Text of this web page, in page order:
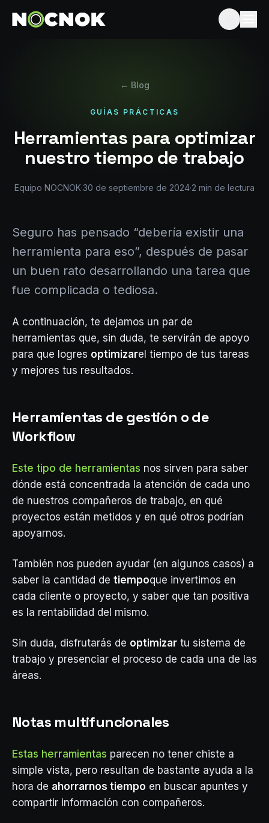
← Blog
GUÍAS PRÁCTICAS
Herramientas para optimizar
nuestro tiempo de trabajo
Equipo NOCNOK·30 de septiembre de 2024·2 min de lectura
Seguro has pensado “debería existir una
herramienta para eso”, después de pasar
un buen rato desarrollando una tarea que
fue complicada o tediosa.
A continuación, te dejamos un par de
herramientas que, sin duda, te servirán de apoyo
para que logres optimizarel tiempo de tus tareas
y mejores tus resultados.
Herramientas de gestión o de
Workflow
Este tipo de herramientas nos sirven para saber
dónde está concentrada la atención de cada uno
de nuestros compañeros de trabajo, en qué
proyectos están metidos y en qué otros podrían
apoyarnos.
También nos pueden ayudar (en algunos casos) a
saber la cantidad de tiempoque invertimos en
cada cliente o proyecto, y saber que tan positiva
es la rentabilidad del mismo.
Sin duda, disfrutarás de optimizar tu sistema de
trabajo y presenciar el proceso de cada una de las
áreas.
Notas multifuncionales
Estas herramientas parecen no tener chiste a
simple vista, pero resultan de bastante ayuda a la
hora de ahorrarnos tiempo en buscar apuntes y
compartir información con compañeros.